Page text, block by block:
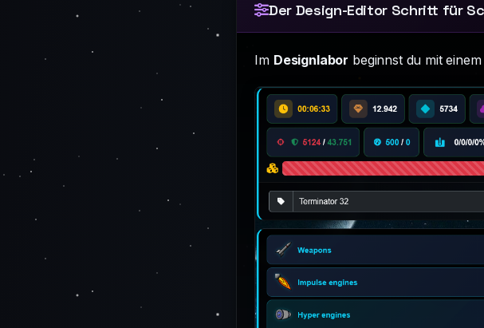
Der Design-Editor Schritt für
Im Designlabor beginnst du mit